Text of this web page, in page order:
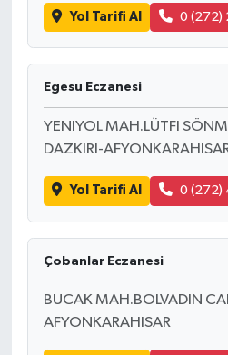
Yol Tarifi Al 0 (272)
Egesu Eczanesi
YENIYOL MAH.LÜTFI
DAZKIRI-
Yol Tarifi Al 0 (272)
Çobanlar Eczanesi
BUCAK MAH.BOLVADIN
AFYONKARAHISAR